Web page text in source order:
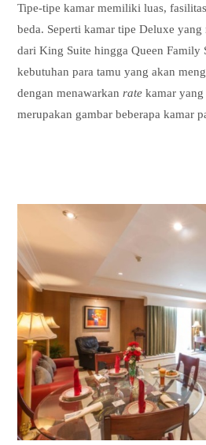
Tipe-tipe kamar memiliki luas,
beda. Seperti kamar tipe Deluxe
dari King Suite hingga Queen Family
kebutuhan para tamu yang akan
dengan menawarkan ratekamar
merupakan gambar beberapa kamar